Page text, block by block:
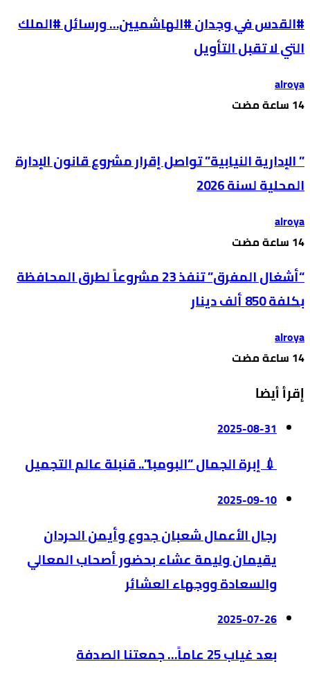
#القدس في وجدان #الهاشميين… ورسائل #الملك
التي لا تقبل التأويل
alroya
” الإدارية النيابية” تواصل إقرار مشروع قانون الإدارة
المحلية لسنة 2026
alroya
“أشغال المفرق” تنفذ 23 مشروعاً لطرق المحافظة
بكلفة 850 ألف دينار
alroya
إقرأ أيضا
2025-08-31
💉 إبرة الجمال “البومبا”.. قنبلة عالم التجميل
2025-09-10
رجال الأعمال شعبان جدوع وأيمن الحردان
يقيمان وليمة عشاء بحضور أصحاب المعالي
والسعادة ووجهاء العشائر
2025-07-26
بعد غياب 25 عاماً… جمعتنا الصدفة